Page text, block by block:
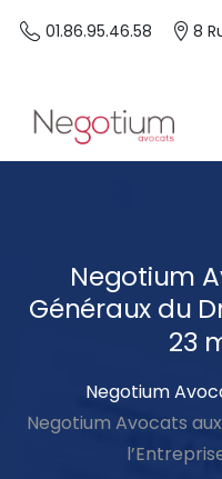
01.86.95.46.58 8
Negotium
Généraux du
23
Negotium
Negotium Avocats